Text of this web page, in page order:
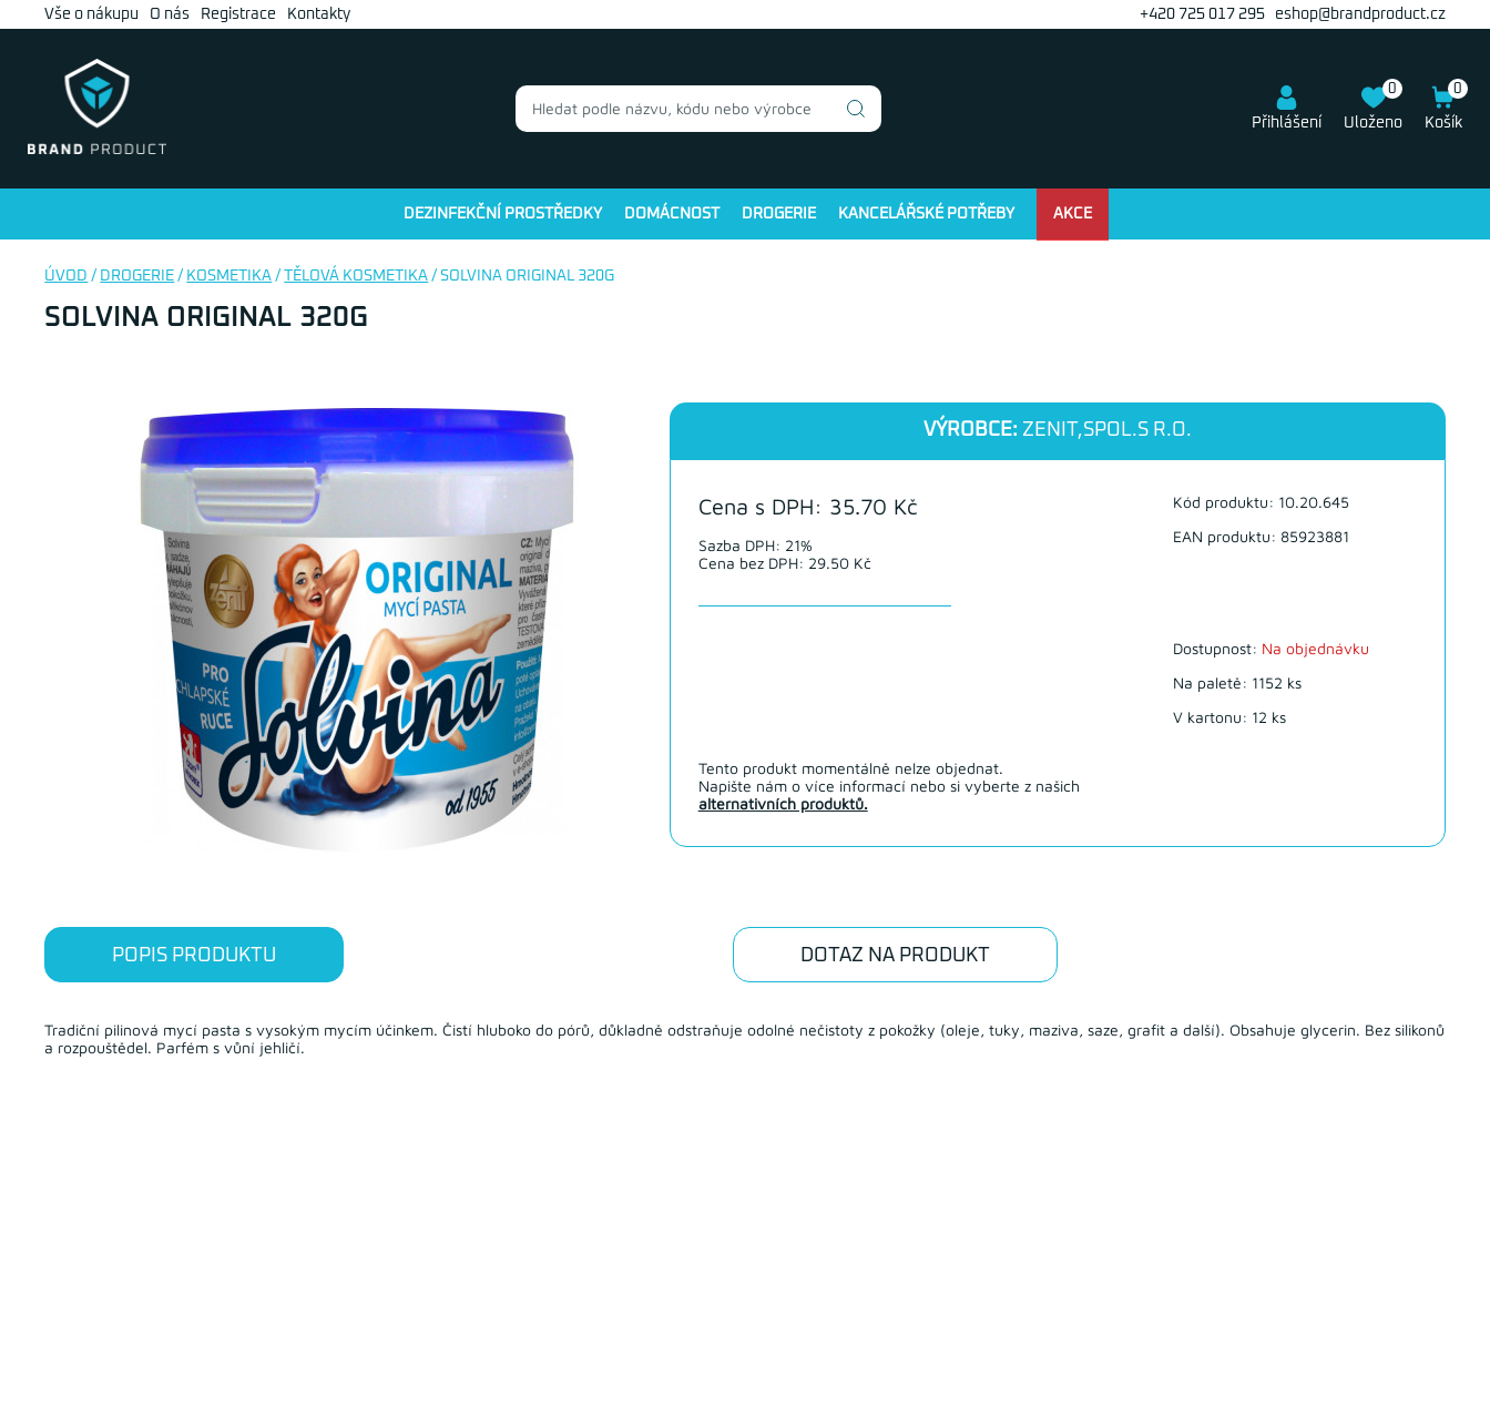
Vše o nákupu O nás Registrace Kontakty +420 725 017 295 eshop@brandproduct.cz
Přihlášení Uloženo
0 0
Košík
DEZINFEKČNÍ PROSTŘEDKY DOMÁCNOST DROGERIE KANCELÁŘSKÉ POTŘEBY AKCE
ÚVOD / DROGERIE / KOSMETIKA /TĚLOVÁ KOSMETIKA / SOLVINA ORIGINAL 320G
SOLVINA ORIGINAL 320G
VÝROBCE: ZENIT,SPOL.S R.O.
Cena s DPH: 35.70 Kč
Sazba DPH: 21%
Cena bez DPH: 29.50 Kč
Kód produktu: 10.20.645
EAN produktu: 85923881
Dostupnost: Na objednávku
Na paletě: 1152 ks
V kartonu: 12 ks
Tento produkt momentálně nelze objednat.
Napište nám o více informací nebo si vyberte z našich
alternativních produktů.
POPIS PRODUKTU DOTAZ NA PRODUKT
Tradiční pilinová mycí pasta s vysokým mycím účinkem. Čistí hluboko do pórů, důkladně odstraňuje odolné nečistoty z pokožky (oleje, tuky, maziva, saze, grafit a další). Obsahuje glycerin. Bez silikonů
a rozpouštědel. Parfém s vůní jehličí.